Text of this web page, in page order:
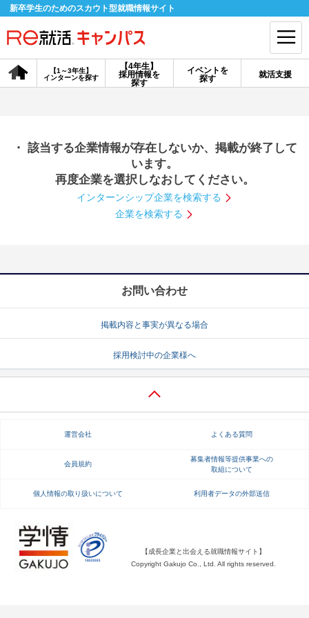
新卒学生のためのスカウト型就職情報サイト
【4年生】
採用情報を
探す
【1～3年生】
インターンを探す
イベントを
探す
就活支援
会員登録 ログイン
探す
【4年生】
説明会を探す
インターンを探す
就活ノウハウ・サポート
就活ノウハウが満載！ お役立ち記事・相談室など
就活ニュースペーパー よくある質問
不明点があればこちら
・ 該当する企業情報が存在しないか、掲載が終了して
います。
再度企業を選択しなおしてください。
インターンシップ企業を検索する
企業を検索する
お問い合わせ
掲載内容と事実が異なる場合
採用検討中の企業様へ
運営会社 よくある質問
会員規約
募集者情報等提供事業への
取組について
個人情報の取り扱いについて 利用者データの外部送信
【成長企業と出会える就職情報サイト】
Copyright Gakujo Co., Ltd. All rights reserved.